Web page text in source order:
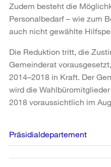
Zudem besteht die
Personalbedarf – wie zum
auch nicht gewählte
Die Reduktion tritt, die
Gemeinderat
2014–2018 in Kraft. Der
wird die
2018 voraussichtlich im
Weitere
Informationen
Präsidialdepartement